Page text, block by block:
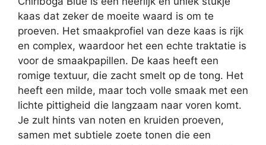
kaas dat zeker de moeite waard is om te
proeven. Het smaakprofiel van deze kaas is rijk
en complex, waardoor het een echte traktatie is
voor de smaakpapillen. De kaas heeft een
romige textuur, die zacht smelt op de tong. Het
heeft een milde, maar toch volle smaak met een
lichte pittigheid die langzaam naar voren komt.
Je zult hints van noten en kruiden proeven,
samen met subtiele zoete tonen die een